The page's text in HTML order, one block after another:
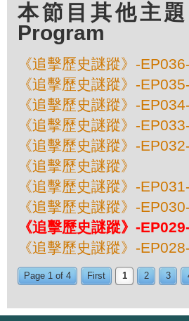
本節目其他主
Program
《追擊歷史謎蹤》-
《追擊歷史謎蹤》-
《追擊歷史謎蹤》-
《追擊歷史謎蹤》-
《追擊歷史謎蹤》-
《追擊歷史謎蹤》
《追擊歷史謎蹤》-
《追擊歷史謎蹤》-
《追擊歷史謎蹤》-
《追擊歷史謎蹤》-
Page 1 of 4 First 1 2 3